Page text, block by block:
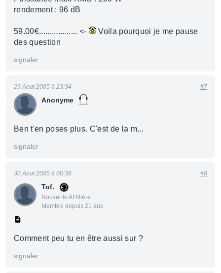
rendement : 96 dB
59.00€.................. <-
Voila pourquoi je me pause
des question
signaler
Anonyme
29 Aout 2005 à 23:34 #7
Ben t'en poses plus. C'est de la m...
signaler
Tof.
Nouvel·le AFfilié·e
Membre depuis 21 ans
30 Aout 2005 à 00:36 #8
Comment peu tu en être aussi sur ?
signaler